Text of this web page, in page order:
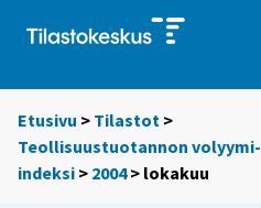
Etusivu > Tilastot >
Teollisuustuotannon volyymi-
indeksi > 2004> lokakuu